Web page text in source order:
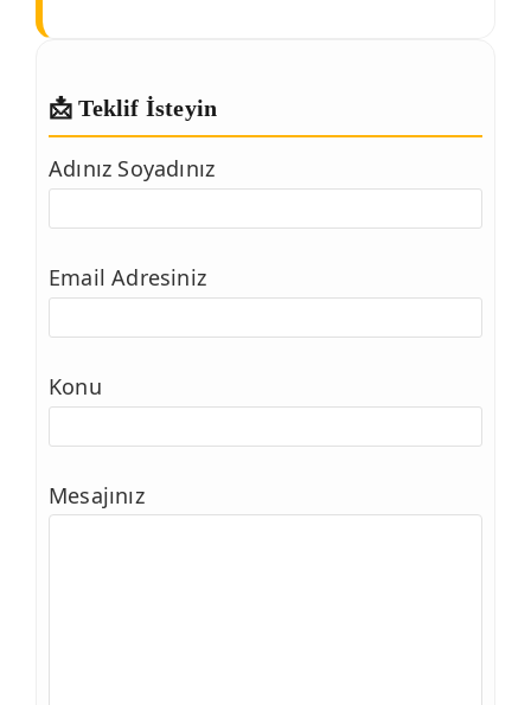
📩 Teklif İsteyin
Adınız Soyadınız
Email Adresiniz
Konu
Mesajınız